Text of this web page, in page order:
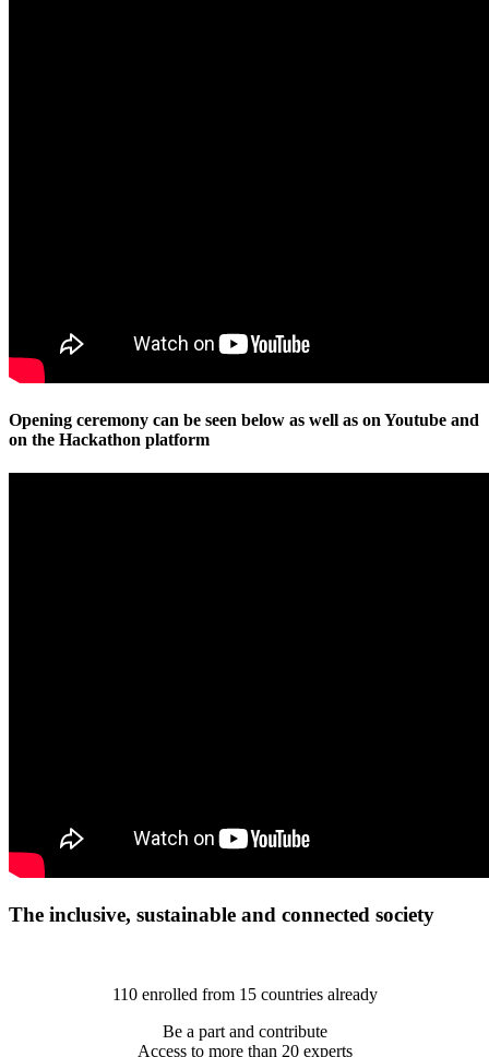
Opening ceremony can be seen below as well as on Youtube and
on the Hackathon platform
The inclusive, sustainable and connected society
110 enrolled from 15 countries already
Be a part and contribute
Access to more than 20 experts